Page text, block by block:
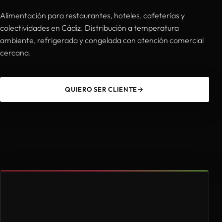
Alimentación para restaurantes, hoteles, cafeterías y
colectividades en Cádiz. Distribución a temperatura
ambiente, refrigerada y congelada con atención comercial
cercana.
QUIERO SER CLIENTE→